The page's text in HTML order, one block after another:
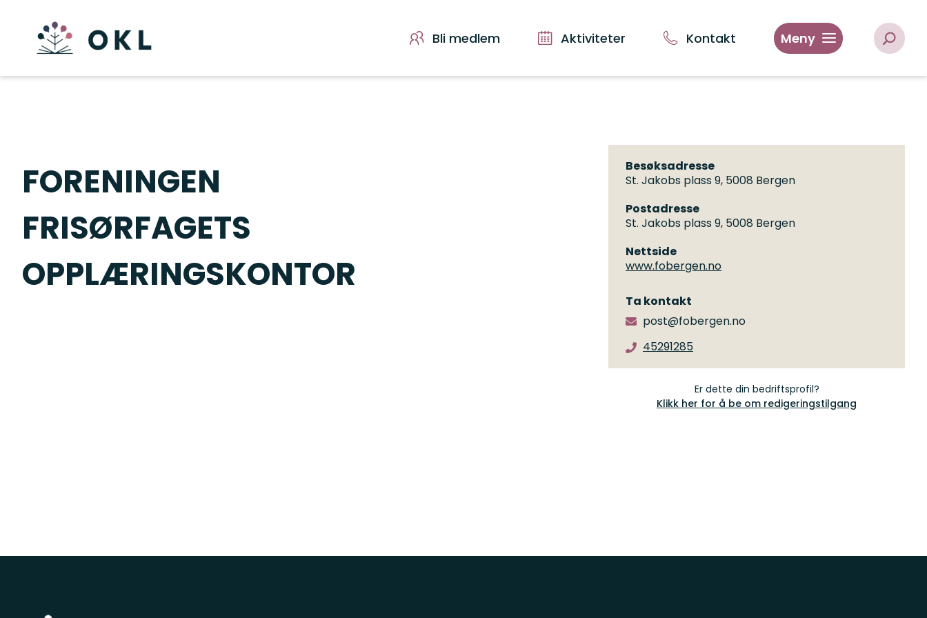
Bli medlem Aktiviteter Kontakt Meny
FORENINGEN
FRISØRFAGETS
OPPLÆRINGSKONTOR
Besøksadresse
St. Jakobs plass 9, 5008 Bergen
Postadresse
St. Jakobs plass 9, 5008 Bergen
Nettside
www.fobergen.no
Ta kontakt
post@fobergen.no
45291285
Er dette din bedriftsprofil?
Klikk her for å be om redigeringstilgang